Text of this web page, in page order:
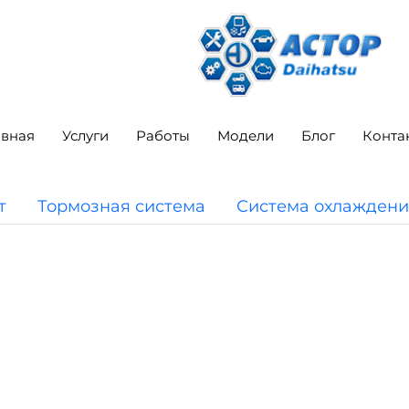
Услуги Работы Модели Блог
Тормозная система Система